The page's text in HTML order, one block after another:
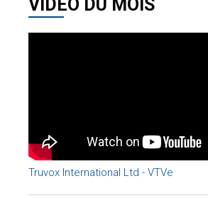
VIDÉO DU MOIS
Truvox International Ltd - VTVe